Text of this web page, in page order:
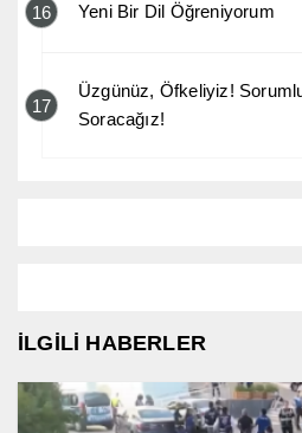
16 Yeni Bir Dil Öğreniyorum
17
Üzgünüz, Öfkeliyiz!
Soracağız!
İLGİLİ HABERLER